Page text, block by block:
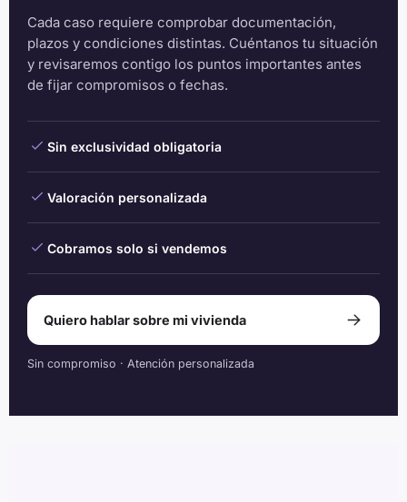
Cada caso requiere comprobar documentación,
plazos y condiciones distintas. Cuéntanos tu situación
y revisaremos contigo los puntos importantes antes
de fijar compromisos o fechas.
Sin exclusividad obligatoria
Valoración personalizada
Cobramos solo si vendemos
Quiero hablar sobre mi vivienda
Sin compromiso · Atención personalizada